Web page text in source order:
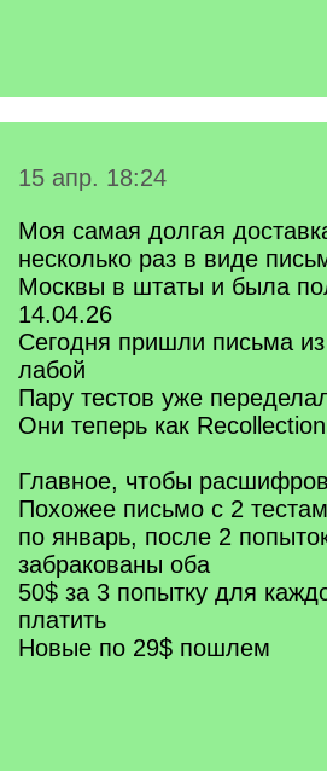
15 апр. 18:24
Моя самая долгая
несколько раз в виде
Москвы в штаты и была
14.04.26
Сегодня пришли письма
лабой
Пару тестов уже
Они теперь как Recollection
Главное, чтобы
Похожее письмо с 2
по январь, после 2
забракованы оба
50$ за 3 попытку для
платить
Новые по 29$ пошлем